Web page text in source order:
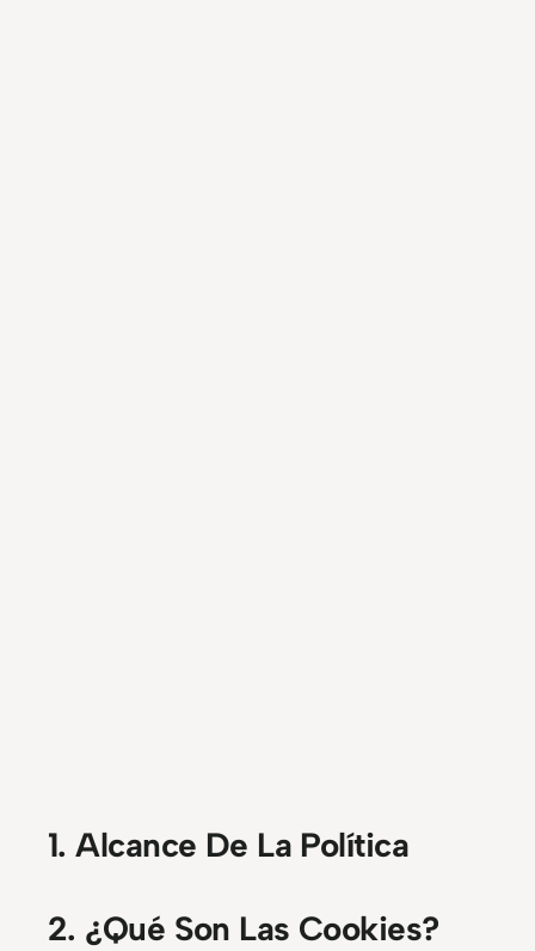
1. Alcance De La Política
2. ¿Qué Son Las Cookies?